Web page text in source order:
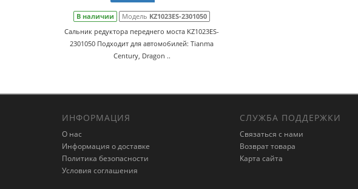
В наличии Модель KZ1023ES-2301050
Сальник редуктора переднего моста KZ1023ES-
2301050 Подходит для автомобилей: Tianma
Century, Dragon ..
ИНФОРМАЦИЯ
О нас
Информация о доставке
Политика безопасности
Условия соглашения
СЛУЖБА ПОДДЕРЖКИ
Связаться с нами
Возврат товара
Карта сайта